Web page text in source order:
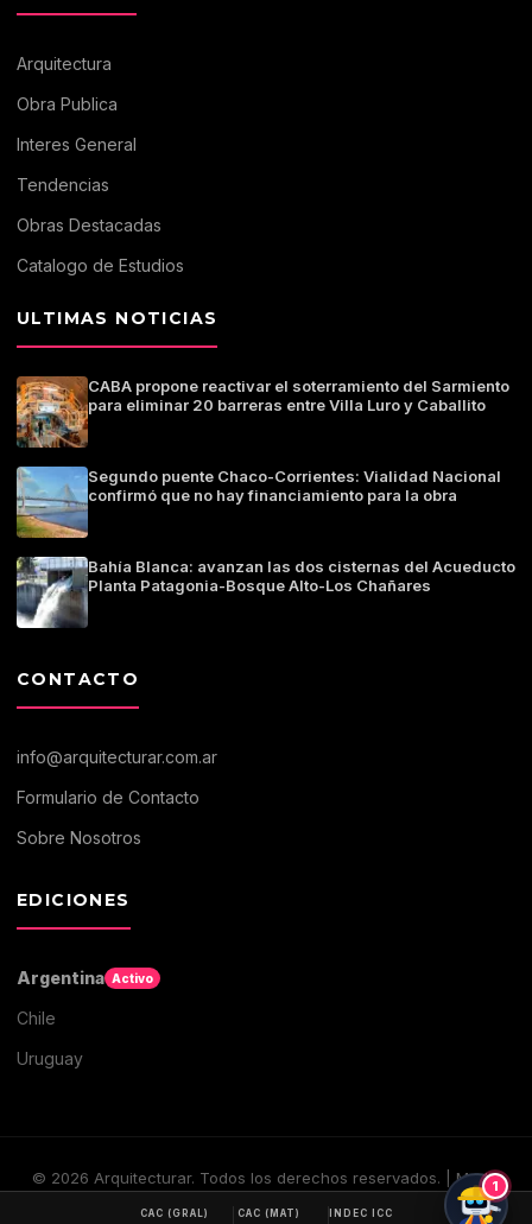
Arquitectura
Obra Publica
Interes General
Tendencias
Obras Destacadas
Catalogo de Estudios
ULTIMAS NOTICIAS
CABA propone reactivar el soterramiento del Sarmiento
para eliminar 20 barreras entre Villa Luro y Caballito
Segundo puente Chaco-Corrientes: Vialidad Nacional
confirmó que no hay financiamiento para la obra
Bahía Blanca: avanzan las dos cisternas del Acueducto
Planta Patagonia-Bosque Alto-Los Chañares
CONTACTO
info@arquitecturar.com.ar
Formulario de Contacto
Sobre Nosotros
EDICIONES
Argentina Activo
Chile
Uruguay
© 2026 Arquitecturar. Todos los derechos reservados. | Medio
CAC (GRAL) CAC (MAT) INDEC ICC
1